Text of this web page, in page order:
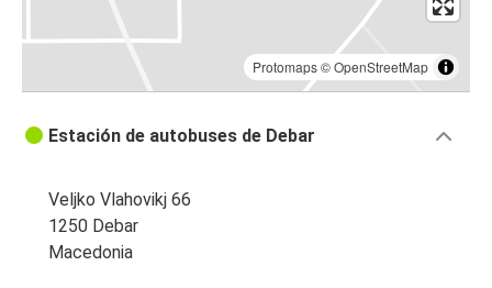
Protomaps©OpenStreetMap
Estación de autobuses de Debar
Veljko Vlahovikj 66
1250 Debar
Macedonia